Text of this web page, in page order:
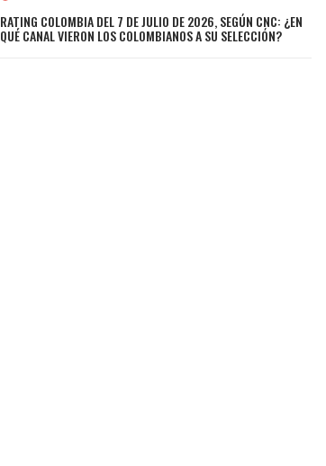
RATING COLOMBIA DEL 7 DE JULIO DE 2026, SEGÚN CNC: ¿EN
QUÉ CANAL VIERON LOS COLOMBIANOS A SU SELECCIÓN?